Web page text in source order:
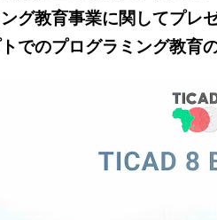
グ教育事業に関してプレ
でのプログラミング教育